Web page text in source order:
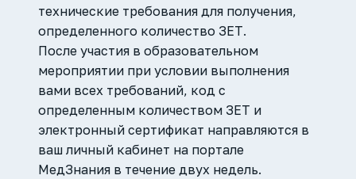
технические требования для получения,
определенного количество ЗЕТ.
После участия в образовательном
мероприятии при условии выполнения
вами всех требований, код с
определенным количеством ЗЕТ и
электронный сертификат направляются в
ваш личный кабинет на портале
МедЗнания в течение двух недель.